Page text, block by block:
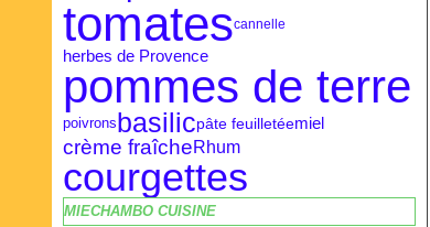
tomatescannelle
herbes de Provence
pommes de terre
poivronsbasilicpâte feuilletéemiel
crème fraîcheRhum
courgettes
MIECHAMBO CUISINE